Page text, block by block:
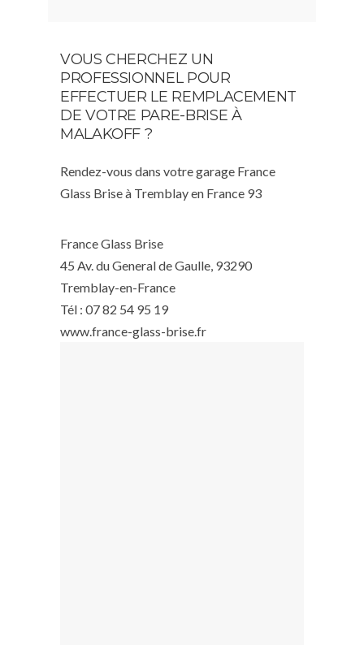
VOUS CHERCHEZ UN
PROFESSIONNEL POUR
EFFECTUER LE REMPLACEMENT
DE VOTRE PARE-BRISE À
MALAKOFF ?
Rendez-vous dans votre garage France
Glass Brise à Tremblay en France 93
France Glass Brise
45 Av. du General de Gaulle, 93290
Tremblay-en-France
Tél : 07 82 54 95 19
www.france-glass-brise.fr